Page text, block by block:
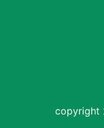
copyright